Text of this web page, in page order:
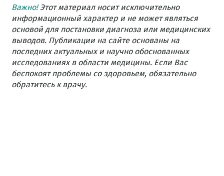
Важно!Этот материал носит исключительно
информационный характер и не может являться
основой для постановки диагноза или медицинских
выводов. Публикации на сайте основаны на
последних актуальных и научно обоснованных
исследованиях в области медицины. Если Вас
беспокоят проблемы со здоровьем, обязательно
обратитесь к врачу.